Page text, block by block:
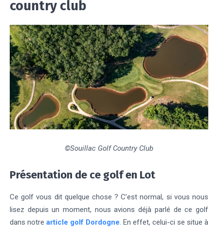
country club
©Souillac Golf Country Club
Présentation de ce golf en Lot
Ce golf vous dit quelque chose ? C’est normal, si vous nous
lisez depuis un moment, nous avions déjà parlé de ce golf
dans notre article golf Dordogne. En effet, celui-ci se situe à